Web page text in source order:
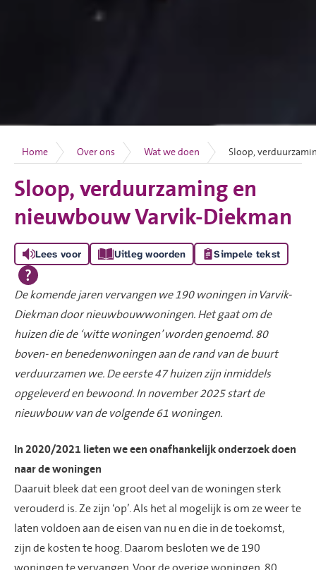
Home Over ons Wat we doen Sloop,
Sloop, verduurzaming en
nieuwbouw Varvik-Diekman
Lees voor Uitleg woorden Simpele tekst
De komende jaren vervangen we 190 woningen in Varvik-
Diekman door nieuwbouwwoningen. Het gaat om de
huizen die de ‘witte woningen’ worden genoemd. 80
boven- en benedenwoningen aan de rand van de buurt
verduurzamen we. De eerste 47 huizen zijn inmiddels
opgeleverd en bewoond. In november 2025 start de
nieuwbouw van de volgende 61 woningen.
In 2020/2021 lieten we een onafhankelijk onderzoek doen
naar de woningen
Daaruit bleek dat een groot deel van de woningen sterk
verouderd is. Ze zijn ‘op’. Als het al mogelijk is om ze weer te
laten voldoen aan de eisen van nu en die in de toekomst,
zijn de kosten te hoog. Daarom besloten we de 190